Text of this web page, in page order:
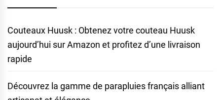
Couteaux Huusk : Obtenez votre couteau Huusk
aujourd’hui sur Amazon et profitez d’une livraison
rapide
Découvrez la gamme de parapluies français alliant